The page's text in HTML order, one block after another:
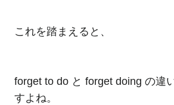
これを踏まえると、
forget to do と forget doing の違
すよね。